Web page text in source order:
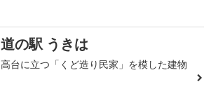
道の駅 うきは
高台に立つ「くど造り民家」を模した建物